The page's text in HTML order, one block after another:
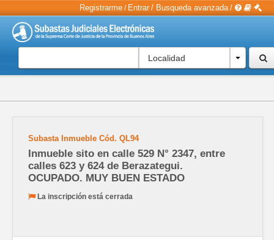
Registrarme / Entrar / Busqueda avanzada /
Localidad
Subasta Inmueble Cód. QL94
Inmueble sito en calle 529 N° 2347, entre
calles 623 y 624 de Berazategui.
OCUPADO. MUY BUEN ESTADO
La inscripción está cerrada